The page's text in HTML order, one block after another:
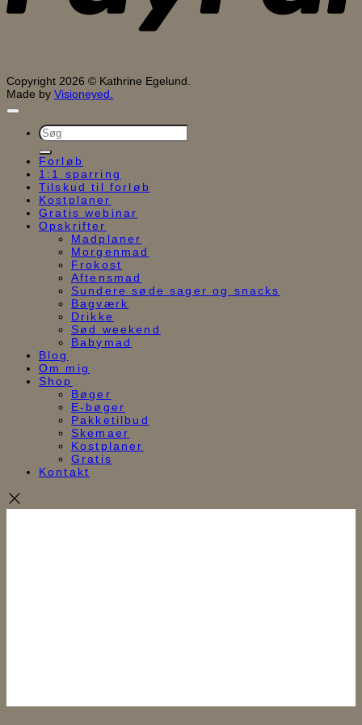
Copyright 2026 © Kathrine Egelund.
Made by Visioneyed.
Søg
efter:
Forløb
1:1 sparring
Tilskud til forløb
Kostplaner
Gratis webinar
Opskrifter
Madplaner
Morgenmad
Frokost
Aftensmad
Sundere søde sager og snacks
Bagværk
Drikke
Sød weekend
Babymad
Blog
Om mig
Shop
Bøger
E-bøger
Pakketilbud
Skemaer
Kostplaner
Gratis
Kontakt